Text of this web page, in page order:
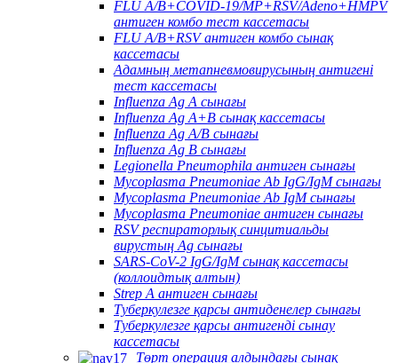
FLU A/B+COVID-19/MP+RSV/Adeno+HMPV
антиген комбо тест кассетасы
FLU A/B+RSV антиген комбо сынақ
кассетасы
Адамның метапневмовирусының антигені
тест кассетасы
Influenza Ag A сынағы
Influenza Ag A+B сынақ кассетасы
Influenza Ag A/B сынағы
Influenza Ag B сынағы
Legionella Pneumophila антиген сынағы
Mycoplasma Pneumoniae Ab IgG/IgM сынағы
Mycoplasma Pneumoniae Ab IgM сынағы
Mycoplasma Pneumoniae антиген сынағы
RSV респираторлық синцитиальды
вирустың Ag сынағы
SARS-CoV-2 IgG/IgM сынақ кассетасы
(коллоидтық алтын)
Strep A антиген сынағы
Туберкулезге қарсы антиденелер сынағы
Туберкулезге қарсы антигенді сынау
кассетасы
Төрт операция алдындағы сынақ